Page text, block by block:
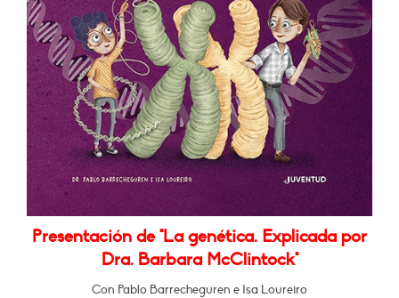
Presentación de "La genética. Explicada por
Dra. Barbara McClintock"
Con Pablo Barrecheguren e Isa Loureiro